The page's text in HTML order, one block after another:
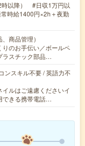
以降） #日収1万円以
時給1400円×2h＋夜勤
商品管理）
のお手伝い／ボールペ
ラスチック部品…
ンスキル不要 / 英語力不
ルはご遠慮くださいイ
できる携帯電話…